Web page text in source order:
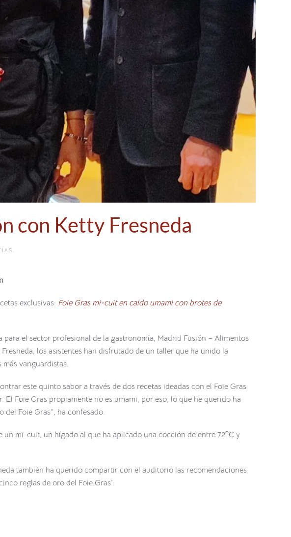
con Ketty Fresneda
.
exclusivas: Foie Gras mi-cuit en caldo umami con brotes de
el sector profesional de la gastronomía, Madrid Fusión – Alimentos
los asistentes han disfrutado de un taller que ha unido la
vanguardistas.
este quinto sabor a través de dos recetas ideadas con el Foie Gras
Foie Gras propiamente no es umami, por eso, lo que he querido ha
Foie Gras”, ha confesado.
mi-cuit, un hígado al que ha aplicado una cocción de entre 72oC y
también ha querido compartir con el auditorio las recomendaciones
reglas de oro del Foie Gras’: